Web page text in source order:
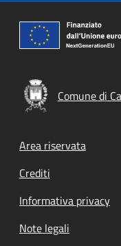
Comune di
Footer
Area riservata
Crediti
Informativa privacy
Note legali